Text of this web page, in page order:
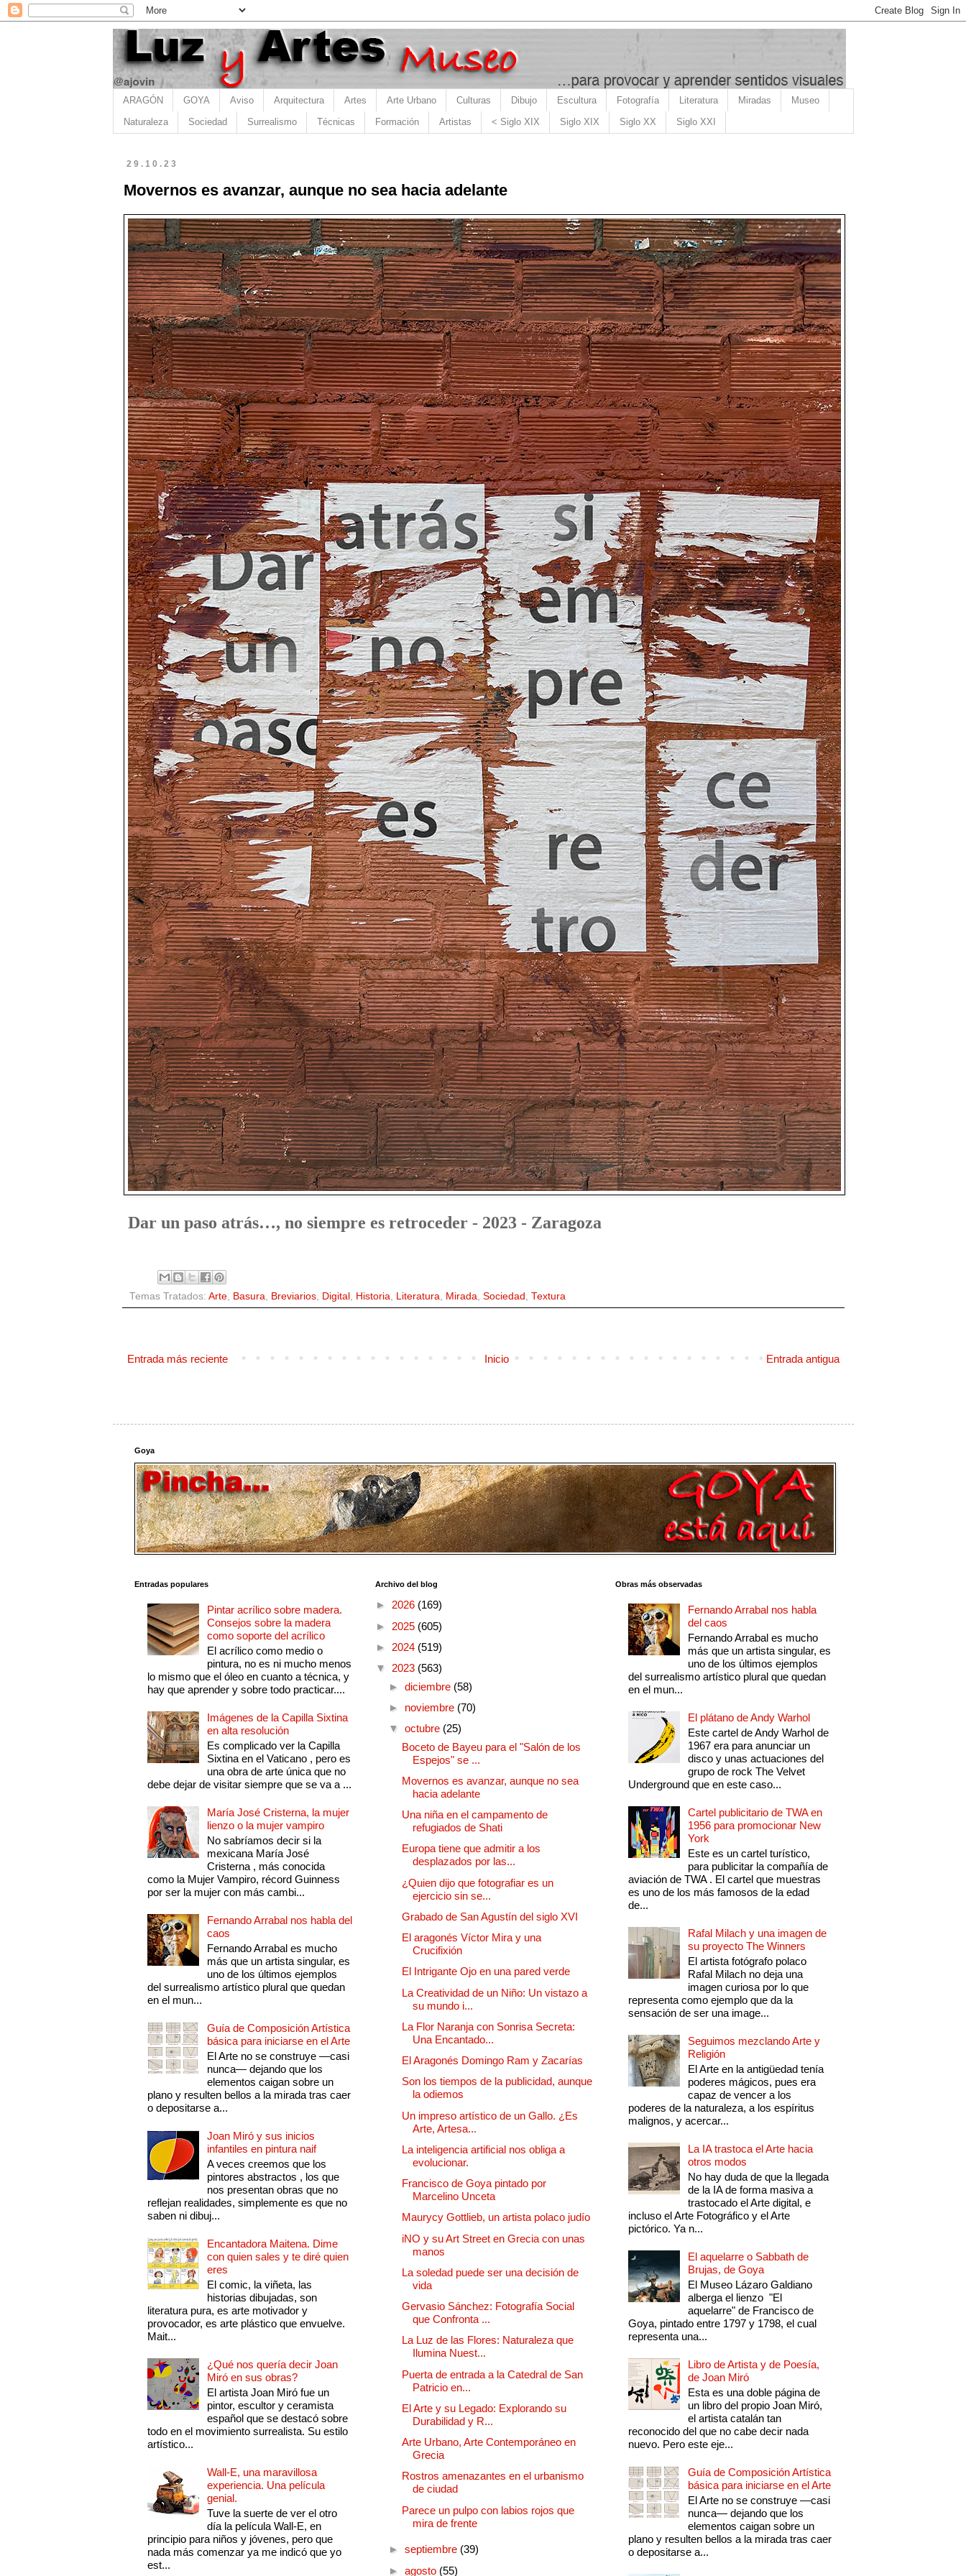
ARAGÓN GOYA Aviso Arquitectura Artes Arte Urbano Culturas Dibujo Escultura Fotografía Literatura Miradas Museo
Naturaleza Sociedad Surrealismo Técnicas Formación Artistas < Siglo XIX Siglo XIX Siglo XX Siglo XXI
29.10.23
Movernos es avanzar, aunque no sea hacia adelante
Dar un paso atrás…, no siempre es retroceder - 2023 - Zaragoza
Temas Tratados: Arte, Basura Breviarios, Digital, Historia Literatura Mirada Sociedad Textura
Entrada más reciente Entrada antigua
Inicio
Goya
Entradas populares
Pintar acrílico sobre madera.
Consejos sobre la madera
como soporte del acrílico
El acrílico como medio o
pintura, no es ni mucho menos
lo mismo que el óleo en cuanto a técnica, y
hay que aprender y sobre todo practicar....
Imágenes de la Capilla Sixtina
en alta resolución
Es complicado ver la Capilla
Sixtina en el Vaticano , pero es
una obra de arte única que no
debe dejar de visitar siempre que se va a ...
María José Cristerna, la mujer
lienzo o la mujer vampiro
No sabríamos decir si la
mexicana María José
Cristerna , más conocida
como la Mujer Vampiro, récord Guinness
por ser la mujer con más cambi...
Fernando Arrabal nos habla del
caos
Fernando Arrabal es mucho
más que un artista singular, es
uno de los últimos ejemplos
del surrealismo artístico plural que quedan
en el mun...
Guía de Composición Artística
básica para iniciarse en el Arte
El Arte no se construye —casi
nunca— dejando que los
elementos caigan sobre un
plano y resulten bellos a la mirada tras caer
o depositarse a...
Joan Miró y sus inicios
infantiles en pintura naif
A veces creemos que los
pintores abstractos , los que
nos presentan obras que no
reflejan realidades, simplemente es que no
saben ni dibuj...
Encantadora Maitena. Dime
con quien sales y te diré quien
eres
El comic, la viñeta, las
historias dibujadas, son
literatura pura, es arte motivador y
provocador, es arte plástico que envuelve.
Mait...
¿Qué nos quería decir Joan
Miró en sus obras?
El artista Joan Miró fue un
pintor, escultor y ceramista
español que se destacó sobre
todo en el movimiento surrealista. Su estilo
artístico...
Wall-E, una maravillosa
experiencia. Una película
genial.
Tuve la suerte de ver el otro
día la película Wall-E, en
principio para niños y jóvenes, pero que
nada más comenzar ya me indicó que yo
est...
Archivo del blog
► 2026 (169)
► 2025 (605)
► 2024 (519)
▼ 2023 (563)
► diciembre (58)
► noviembre (70)
▼ octubre (25)
Boceto de Bayeu para el "Salón de los
Espejos" se ...
Movernos es avanzar, aunque no sea
hacia adelante
Una niña en el campamento de
refugiados de Shati
Europa tiene que admitir a los
desplazados por las...
¿Quien dijo que fotografiar es un
ejercicio sin se...
Grabado de San Agustín del siglo XVI
El aragonés Víctor Mira y una
Crucifixión
El Intrigante Ojo en una pared verde
La Creatividad de un Niño: Un vistazo a
su mundo i...
La Flor Naranja con Sonrisa Secreta:
Una Encantado...
El Aragonés Domingo Ram y Zacarías
Son los tiempos de la publicidad, aunque
la odiemos
Un impreso artístico de un Gallo. ¿Es
Arte, Artesa...
La inteligencia artificial nos obliga a
evolucionar.
Francisco de Goya pintado por
Marcelino Unceta
Maurycy Gottlieb, un artista polaco judío
iNO y su Art Street en Grecia con unas
manos
La soledad puede ser una decisión de
vida
Gervasio Sánchez: Fotografía Social
que Confronta ...
La Luz de las Flores: Naturaleza que
Ilumina Nuest...
Puerta de entrada a la Catedral de San
Patricio en...
El Arte y su Legado: Explorando su
Durabilidad y R...
Arte Urbano, Arte Contemporáneo en
Grecia
Rostros amenazantes en el urbanismo
de ciudad
Parece un pulpo con labios rojos que
mira de frente
► septiembre (39)
► agosto (55)
Obras más observadas
Fernando Arrabal nos habla
del caos
Fernando Arrabal es mucho
más que un artista singular, es
uno de los últimos ejemplos
del surrealismo artístico plural que quedan
en el mun...
El plátano de Andy Warhol
Este cartel de Andy Warhol de
1967 era para anunciar un
disco y unas actuaciones del
grupo de rock The Velvet
Underground que en este caso...
Cartel publicitario de TWA en
1956 para promocionar New
York
Este es un cartel turístico,
para publicitar la compañía de
aviación de TWA . El cartel que muestras
es uno de los más famosos de la edad
de...
Rafal Milach y una imagen de
su proyecto The Winners
El artista fotógrafo polaco
Rafal Milach no deja una
imagen curiosa por lo que
representa como ejemplo que da la
sensación de ser una image...
Seguimos mezclando Arte y
Religión
El Arte en la antigüedad tenía
poderes mágicos, pues era
capaz de vencer a los
poderes de la naturaleza, a los espíritus
malignos, y acercar...
La IA trastoca el Arte hacia
otros modos
No hay duda de que la llegada
de la IA de forma masiva a
trastocado el Arte digital, e
incluso el Arte Fotográfico y el Arte
pictórico. Ya n...
El aquelarre o Sabbath de
Brujas, de Goya
El Museo Lázaro Galdiano
alberga el lienzo "El
aquelarre" de Francisco de
Goya, pintado entre 1797 y 1798, el cual
representa una...
Libro de Artista y de Poesía,
de Joan Miró
Esta es una doble página de
un libro del propio Joan Miró,
el artista catalán tan
reconocido del que no cabe decir nada
nuevo. Pero este eje...
Guía de Composición Artística
básica para iniciarse en el Arte
El Arte no se construye —casi
nunca— dejando que los
elementos caigan sobre un
plano y resulten bellos a la mirada tras caer
o depositarse a...